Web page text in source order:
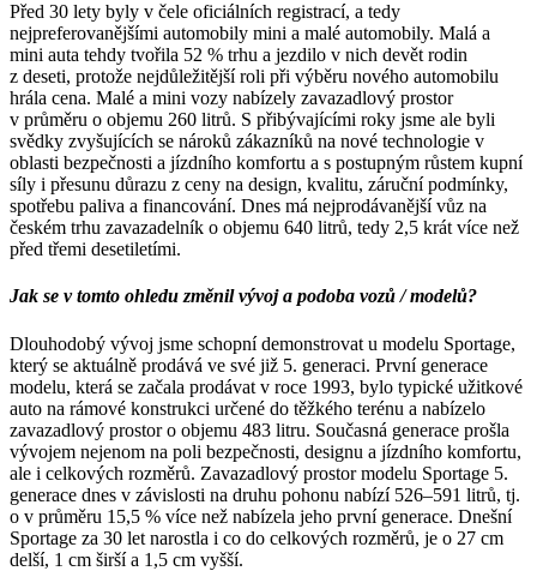
Před 30 lety byly v čele oficiálních registrací, a tedy
nejpreferovanějšími automobily mini a malé automobily. Malá a
mini auta tehdy tvořila 52 % trhu a jezdilo v nich devět rodin
z deseti, protože nejdůležitější roli při výběru nového automobilu
hrála cena. Malé a mini vozy nabízely zavazadlový prostor
v průměru o objemu 260 litrů. S přibývajícími roky jsme ale byli
svědky zvyšujících se nároků zákazníků na nové technologie v
oblasti bezpečnosti a jízdního komfortu a s postupným růstem kupní
síly i přesunu důrazu z ceny na design, kvalitu, záruční podmínky,
spotřebu paliva a financování. Dnes má nejprodávanější vůz na
českém trhu zavazadelník o objemu 640 litrů, tedy 2,5 krát více než
před třemi desetiletími.
Jak se v tomto ohledu změnil vývoj a podoba vozů / modelů?
Dlouhodobý vývoj jsme schopní demonstrovat u modelu Sportage,
který se aktuálně prodává ve své již 5. generaci. První generace
modelu, která se začala prodávat v roce 1993, bylo typické užitkové
auto na rámové konstrukci určené do těžkého terénu a nabízelo
zavazadlový prostor o objemu 483 litru. Současná generace prošla
vývojem nejenom na poli bezpečnosti, designu a jízdního komfortu,
ale i celkových rozměrů. Zavazadlový prostor modelu Sportage 5.
generace dnes v závislosti na druhu pohonu nabízí 526–591 litrů, tj.
o v průměru 15,5 % více než nabízela jeho první generace. Dnešní
Sportage za 30 let narostla i co do celkových rozměrů, je o 27 cm
delší, 1 cm širší a 1,5 cm vyšší.